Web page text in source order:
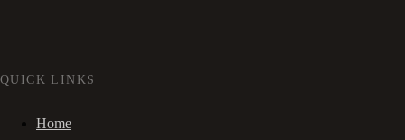
QUICK LINKS
Home